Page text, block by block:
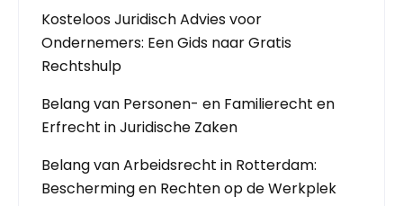
Kosteloos Juridisch Advies voor
Ondernemers: Een Gids naar Gratis
Rechtshulp
Belang van Personen- en Familierecht en
Erfrecht in Juridische Zaken
Belang van Arbeidsrecht in Rotterdam:
Bescherming en Rechten op de Werkplek